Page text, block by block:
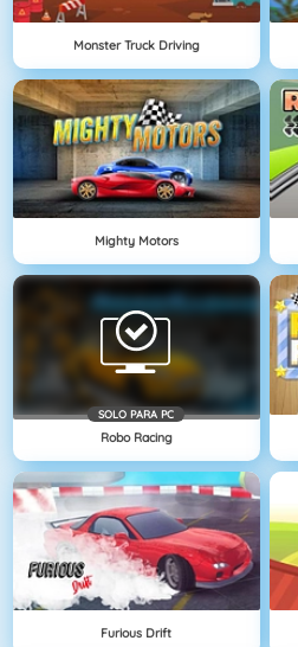
Monster Truck Driving
Mighty Motors
SOLO PARA PC
Robo Racing
Furious Drift